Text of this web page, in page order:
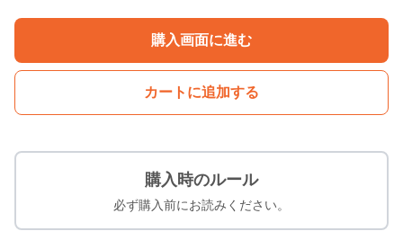
購入画面に進む
カートに追加する
購入時のルール
必ず購入前にお読みください。